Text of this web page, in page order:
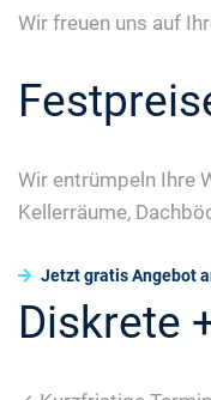
Wir freuen uns auf
Wir entrümpeln Ihre
Kellerräume,
Jetzt gratis Angebot
Diskrete